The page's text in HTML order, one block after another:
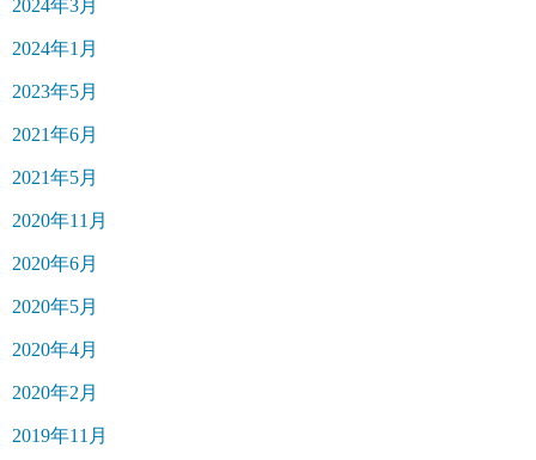
2024年3月
2024年1月
2023年5月
2021年6月
2021年5月
2020年11月
2020年6月
2020年5月
2020年4月
2020年2月
2019年11月